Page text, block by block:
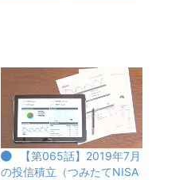
【第065話】2019年7月
の投信積立（つみたてNISA